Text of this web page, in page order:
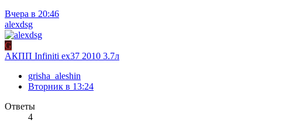
Вчера в 20:46
alexdsg
G
АКПП Infiniti ex37 2010 3.7л
grisha_aleshin
Вторник в 13:24
Ответы
4